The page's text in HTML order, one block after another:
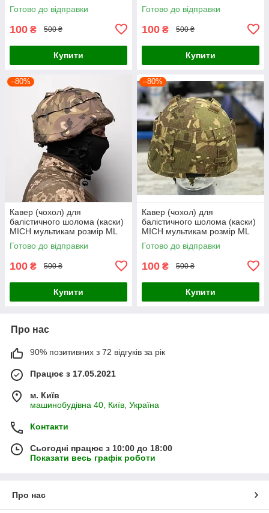
Готово до відправки
100 ₴ 500 ₴
Купити
Готово до відправки
100 ₴ 500 ₴
Купити
–80%
Кавер (чохол) для
балістичного шолома (каски)
MICH мультикам розмір МL
Готово до відправки
100 ₴ 500 ₴
Купити
–80%
Кавер (чохол) для
балістичного шолома (каски)
MICH мультикам розмір МL
Готово до відправки
100 ₴ 500 ₴
Купити
Про нас
90% позитивних з 72 відгуків за рік
Працює з 17.05.2021
м. Київ
машинобудівна 40, Київ, Україна
Контакти
Сьогодні працює з 10:00 до 18:00
Показати весь графік роботи
Про нас